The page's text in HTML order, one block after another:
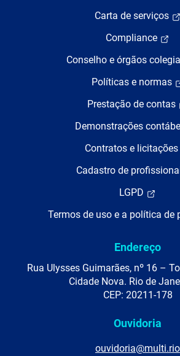
Carta de serviços
Compliance
Conselho e órgãos
Políticas e normas
Prestação de contas
Demonstrações
Contratos e licitações
Cadastro de
LGPD
Termos de uso e a política de
Endereço
Rua Ulysses Guimarães, nº 16 –
Cidade Nova. Rio de
CEP: 20211-178
Ouvidoria
ouvidoria@multi.rio